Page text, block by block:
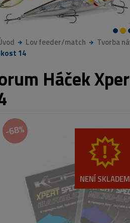
Lov feeder/match Tvorba
14
Háček
-68%
NENÍ SKLADEM